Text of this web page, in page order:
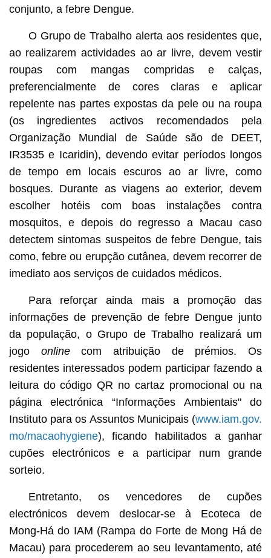
conjunto, a febre Dengue.
O Grupo de Trabalho alerta aos residentes que,
ao realizarem actividades ao ar livre, devem vestir
roupas com mangas compridas e calças,
preferencialmente de cores claras e aplicar
repelente nas partes expostas da pele ou na roupa
(os ingredientes activos recomendados pela
Organização Mundial de Saúde são de DEET,
IR3535 e Icaridin), devendo evitar períodos longos
de tempo em locais escuros ao ar livre, como
bosques. Durante as viagens ao exterior, devem
escolher hotéis com boas instalações contra
mosquitos, e depois do regresso a Macau caso
detectem sintomas suspeitos de febre Dengue, tais
como, febre ou erupção cutânea, devem recorrer de
imediato aos serviços de cuidados médicos.
Para reforçar ainda mais a promoção das
informações de prevenção de febre Dengue junto
da população, o Grupo de Trabalho realizará um
jogo onlinecom atribuição de prémios. Os
residentes interessados podem participar fazendo a
leitura do código QR no cartaz promocional ou na
página electrónica “Informações Ambientais" do
Instituto para os Assuntos Municipais (www.iam.gov.
mo/macaohygiene), ficando habilitados a ganhar
cupões electrónicos e a participar num grande
sorteio.
Entretanto, os vencedores de cupões
electrónicos devem deslocar-se à Ecoteca de
Mong-Há do IAM (Rampa do Forte de Mong Há de
Macau) para procederem ao seu levantamento, até